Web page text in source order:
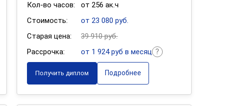
Кол-во часов:
от 256 ак.ч
Стоимость:
от 23 080 руб.
Старая цена:
39 910 руб.
Рассрочка:
от 1 924 руб в месяц
Получить диплом Подробнее